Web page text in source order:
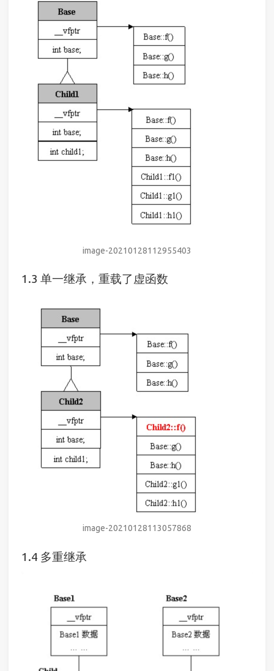
image-20210128112955403
单一继承，重载了虚函数
image-20210128113057868
多重继承